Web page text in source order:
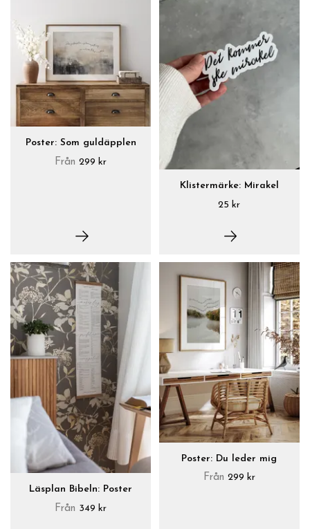
Poster: Som guldäpplen
Från 299 kr
Klistermärke: Mirakel
25 kr
Läsplan Bibeln: Poster
Från 349 kr
Poster: Du leder mig
Från 299 kr